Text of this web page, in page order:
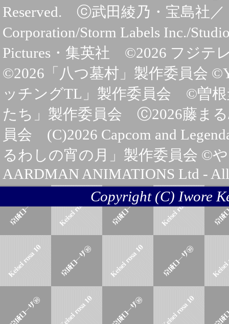
Reserved. ⓒ武田綾乃・宝島社
Corporation/Storm Labels Inc./
Pictures・集英社 ©2026 フジテ
©2026「八つ墓村」製作委員会
ッチングTL」製作委員会 ©曽
たち」製作委員会 Ⓒ2026藤まる
員会 (C)2026 Capcom and
るわしの宵の月」製作委員会 ©
AARDMAN ANIMATIONS Ltd -
Copyright (C) Iwore